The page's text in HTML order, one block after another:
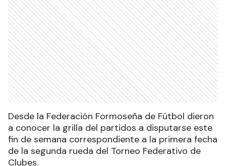
Desde la Federación Formoseña de Fútbol dieron
a conocer la grilla del partidos a disputarse este
fin de semana correspondiente a la primera fecha
de la segunda rueda del Torneo Federativo de
Clubes.